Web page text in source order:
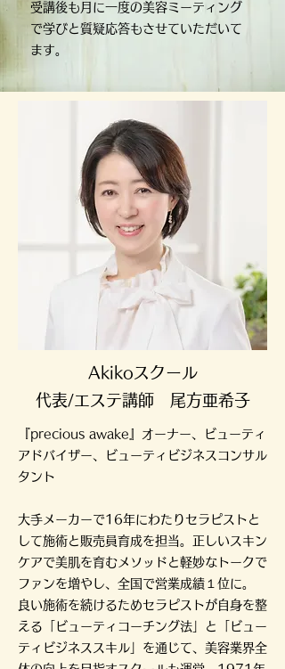
受講後も月に一度の美容ミーティング
で学びと質疑応答もさせていただいて
ます。​
Akikoスクール
代表/エステ講師 尾方亜希子
『precious awake』オーナー、ビューティ
アドバイザー、ビューティビジネスコンサル
タント
大手メーカーで16年にわたりセラピストと
して施術と販売員育成を担当。正しいスキン
ケアで美肌を育むメソッドと軽妙なトークで
ファンを増やし、全国で営業成績１位に。
良い施術を続けるためセラピストが自身を整
える「ビューティコーチング法」と「ビュー
ティビジネススキル」を通じて、美容業界全